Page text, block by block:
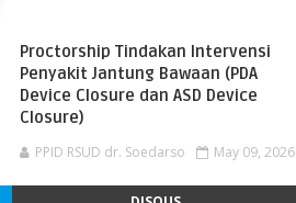
Proctorship Tindakan Intervensi
Penyakit Jantung Bawaan (PDA
Device Closure dan ASD Device
Closure)
PPID RSUD dr. Soedarso May 09, 2026